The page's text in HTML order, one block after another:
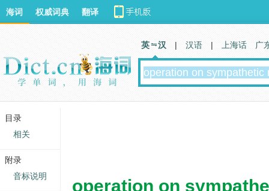
operation on
海词 权威词典 翻译
英 汉 | 汉语 | 上海话 广
目录
相关
附录
音标说明